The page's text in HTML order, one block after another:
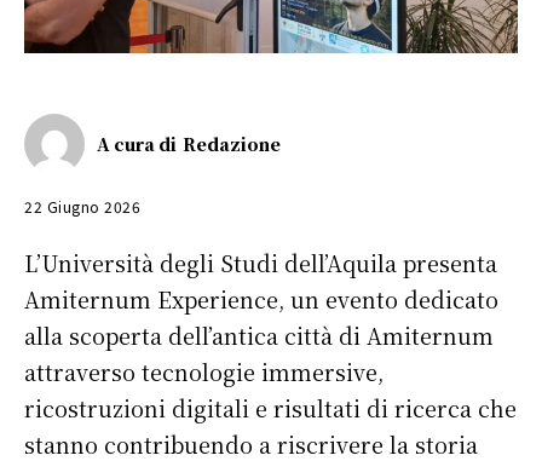
A cura di Redazione
22 Giugno 2026
L’Università degli Studi dell’Aquila presenta
Amiternum Experience, un evento dedicato
alla scoperta dell’antica città di Amiternum
attraverso tecnologie immersive,
ricostruzioni digitali e risultati di ricerca che
stanno contribuendo a riscrivere la storia